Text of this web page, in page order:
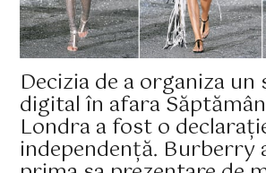
Decizia de a organiza un
digital în afara
Londra a fost o
independență. Burberry